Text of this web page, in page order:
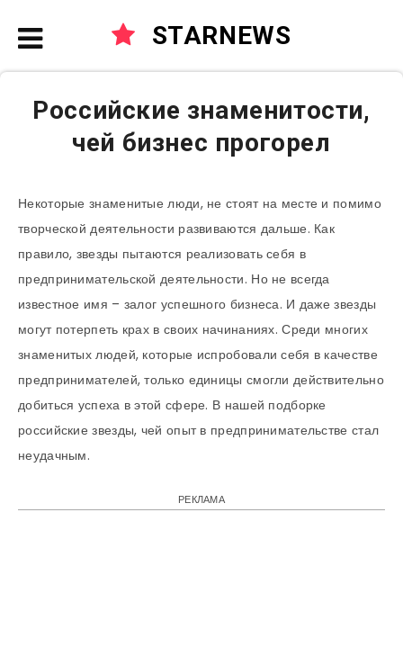
STARNEWS
Российские знаменитости,
чей бизнес прогорел
Некоторые знаменитые люди, не стоят на месте и помимо
творческой деятельности развиваются дальше. Как
правило, звезды пытаются реализовать себя в
предпринимательской деятельности. Но не всегда
известное имя – залог успешного бизнеса. И даже звезды
могут потерпеть крах в своих начинаниях. Среди многих
знаменитых людей, которые испробовали себя в качестве
предпринимателей, только единицы смогли действительно
добиться успеха в этой сфере. В нашей подборке
российские звезды, чей опыт в предпринимательстве стал
неудачным.
РЕКЛАМА